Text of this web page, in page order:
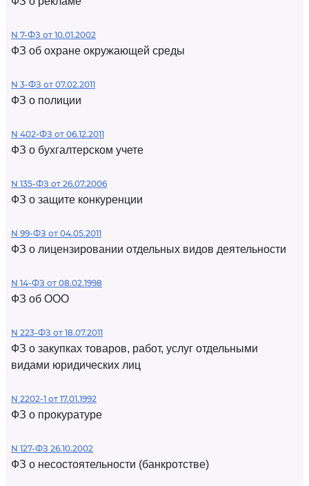
N 7-ФЗ от 10.01.2002
ФЗ об охране окружающей среды
N 3-ФЗ от 07.02.2011
ФЗ о полиции
N 402-ФЗ от 06.12.2011
ФЗ о бухгалтерском учете
N 135-ФЗ от 26.07.2006
ФЗ о защите конкуренции
N 99-ФЗ от 04.05.2011
ФЗ о лицензировании отдельных видов деятельности
N 14-ФЗ от 08.02.1998
ФЗ об ООО
N 223-ФЗ от 18.07.2011
ФЗ о закупках товаров, работ, услуг отдельными
видами юридических лиц
N 2202-1 от 17.01.1992
ФЗ о прокуратуре
N 127-ФЗ 26.10.2002
ФЗ о несостоятельности (банкротстве)